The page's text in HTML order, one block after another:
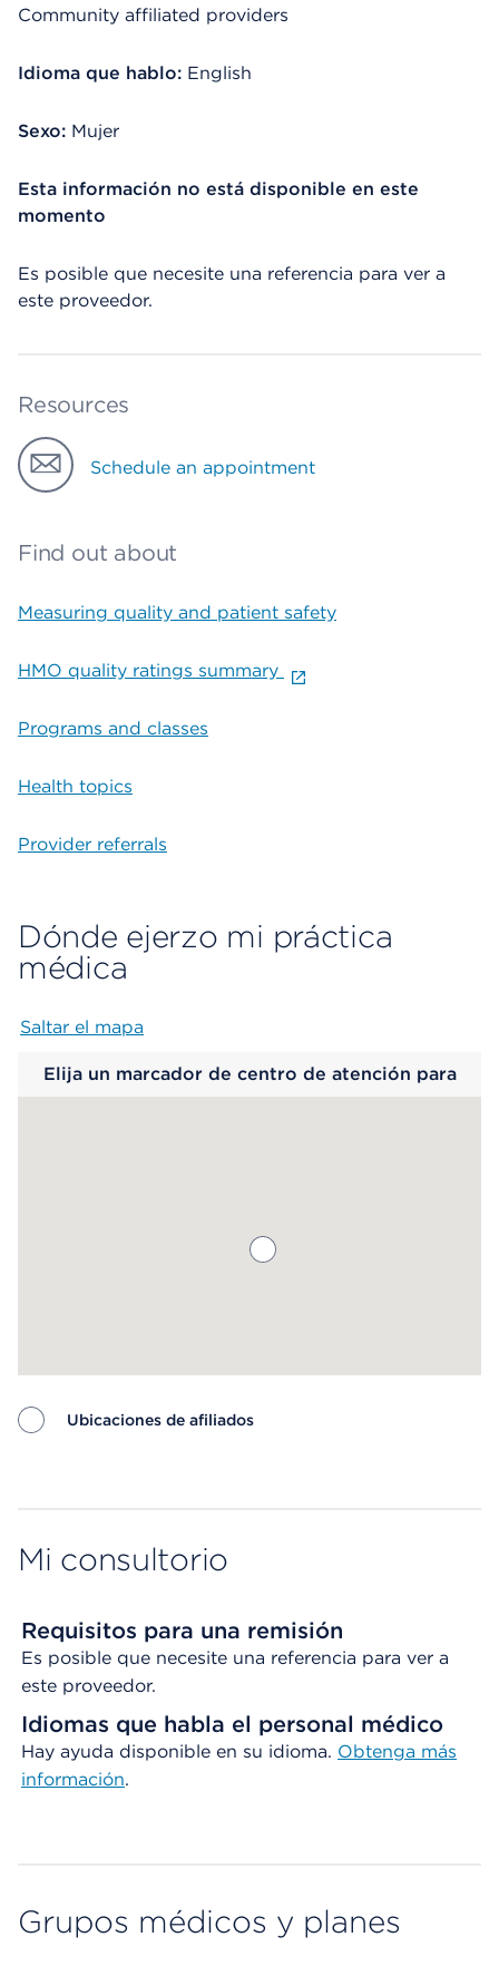
Community affiliated providers
Idioma que hablo: English
Sexo: Mujer
Esta información no está disponible en este
momento
Es posible que necesite una referencia para ver a
este proveedor.
Resources
Schedule an appointment
Find out about
Measuring quality and patient safety
HMO quality ratings summary
Programs and classes
Health topics
Provider referrals
Dónde ejerzo mi práctica
médica
Saltar el mapa
Elija un marcador de centro de atención para
Ubicaciones de afiliados
Mi consultorio
Requisitos para una remisión
Es posible que necesite una referencia para ver a
este proveedor.
Idiomas que habla el personal médico
Hay ayuda disponible en su idioma. Obtenga más
información.
Grupos médicos y planes